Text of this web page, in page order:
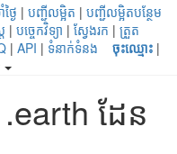
ងៃ | បញ្ជីលម្អិត | បញ្ជីលម្អិតបន្ថែម
| បច្ចេកវិទ្យា | ស្វែងរក | ត្រួត
| API | ទំនាក់ទំនង ចុះឈ្មោះ |
ដែន